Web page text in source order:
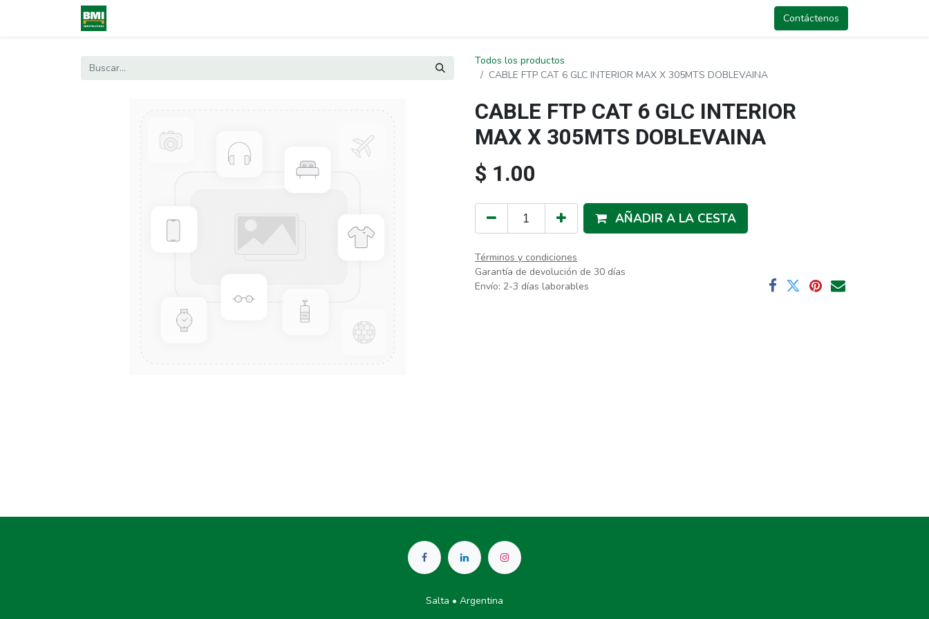
Contáctenos
Todos los productos
CABLE FTP CAT 6 GLC INTERIOR MAX X 305MTS DOBLEVAINA
CABLE FTP CAT 6 GLC INTERIOR
MAX X 305MTS DOBLEVAINA
$ 1.00
AÑADIR A LA CESTA
Términos y condiciones
Garantía de devolución de 30 días
Envío: 2-3 días laborables
Salta • Argentina